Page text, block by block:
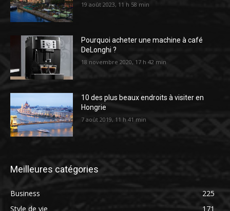
19 août 2023, 11 h 58 min
Pourquoi acheter une machine à café
DeLonghi ?
18 novembre 2020, 17 h 42 min
10 des plus beaux endroits à visiter en
Hongrie
7 août 2019, 11 h 41 min
Meilleures catégories
Business
225
Style de vie
171